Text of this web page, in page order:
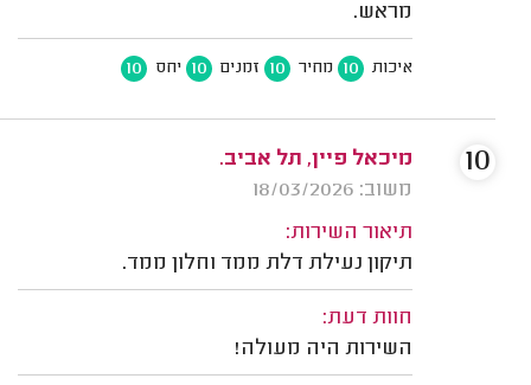
מראש.
איכות 10 מחיר 10 זמנים 10 יחס 10
מיכאל פיין, תל אביב.
משוב: 18/03/2026
תיאור השירות:
תיקון נעילת דלת ממד וחלון ממד.
חוות דעת:
השירות היה מעולה!
10